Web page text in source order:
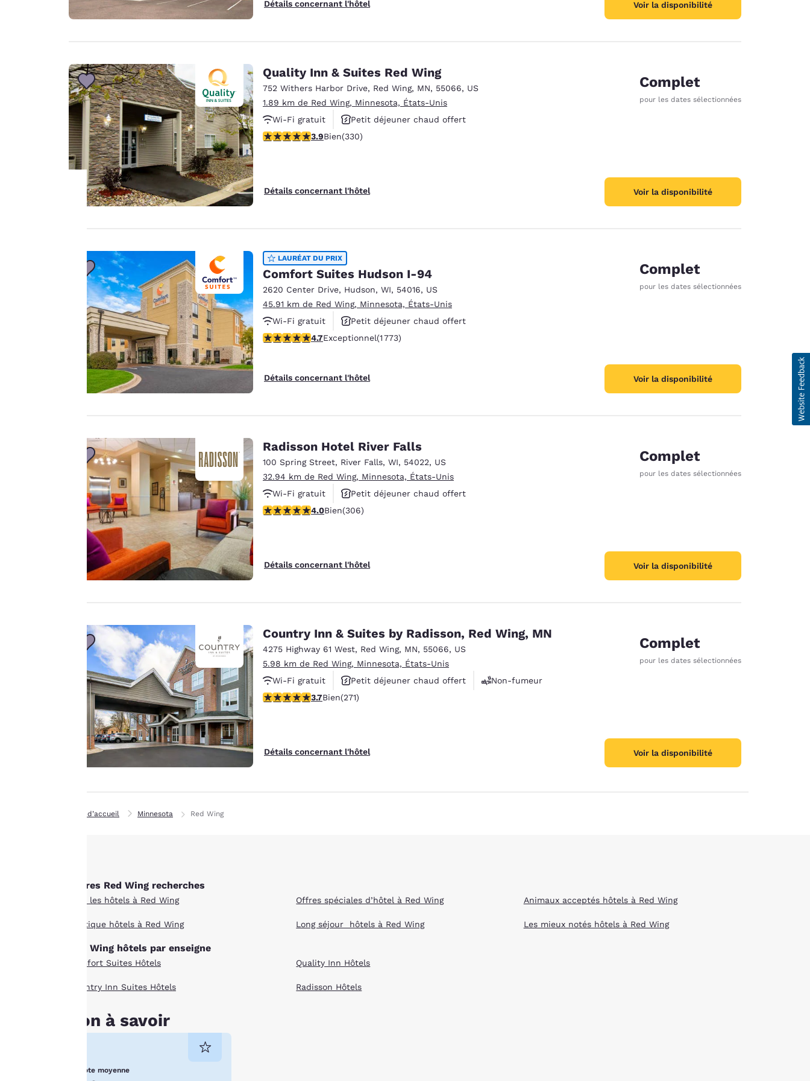
Détails concernant l'hôtel Voir la disponibilité
Quality Inn & Suites Red Wing
752 Withers Harbor Drive, Red Wing, MN, 55066, US
1.89 km de Red Wing, Minnesota, États-Unis
Wi-Fi gratuit
Petit déjeuner chaud offert
Espace fitness
3.94 étoiles. Bien. 330 commentaires
3.9Bien(330)
Détails concernant l'hôtel
Complet
pour les dates sélectionnées
Voir la disponibilité
LAURÉAT DU PRIX
Comfort Suites Hudson I-94
2620 Center Drive, Hudson, WI, 54016, US
45.91 km de Red Wing, Minnesota, États-Unis
Wi-Fi gratuit
Petit déjeuner chaud offert
Animaux acceptés
4.69 étoiles. Exceptionnel. 1773 commentaires
4.7Exceptionnel(1 773)
Détails concernant l'hôtel
Complet
pour les dates sélectionnées
Voir la disponibilité
Radisson Hotel River Falls
100 Spring Street, River Falls, WI, 54022, US
32.94 km de Red Wing, Minnesota, États-Unis
Wi-Fi gratuit
Petit déjeuner chaud offert
Animaux acceptés
3.95 étoiles. Bien. 306 commentaires
4.0Bien(306)
Détails concernant l'hôtel
Complet
pour les dates sélectionnées
Voir la disponibilité
Country Inn & Suites by Radisson, Red Wing, MN
4275 Highway 61 West, Red Wing, MN, 55066, US
5.98 km de Red Wing, Minnesota, États-Unis
Wi-Fi gratuit
Petit déjeuner chaud offert
Non-fumeur
3.69 étoiles. Bien. 271 commentaires
3.7Bien(271)
Détails concernant l'hôtel
Complet
pour les dates sélectionnées
Voir la disponibilité
Page d’accueil Minnesota Red Wing
Autres Red Wing recherches
Tous les hôtels à Red Wing
Boutique hôtels à Red Wing
Offres spéciales d’hôtel à Red Wing
Long séjour hôtels à Red Wing
Animaux acceptés hôtels à Red Wing
Les mieux notés hôtels à Red Wing
Red Wing hôtels par enseigne
Comfort Suites Hôtels
Country Inn Suites Hôtels
Quality Inn Hôtels
Radisson Hôtels
Bon à savoir
Note moyenne
protection
de votre
vie privée
est notre
priorité.
Notre site internet
utilise des cookies, y
pour vous offrir une
expérience en ligne
personnalisée en
envoyant des
publicités en
fonction de vos
préférences de
Autrement dit, nous
pouvons retenir des
produits répondant
à vos intérêts et
améliorer nos
services. Vous
pouvez modifier à
tout moment ces
paramètres en
consultant notre
« Politique en
instructions qu’elle
consentez au
stockage des cookies
En cliquant sur
cookies pour
lesquels le
requis ne seront pas
stockés sur votre
Accepter tous les cookies Refuser tous les cookies